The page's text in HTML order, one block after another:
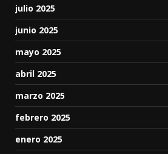
julio 2025
junio 2025
mayo 2025
abril 2025
marzo 2025
febrero 2025
enero 2025